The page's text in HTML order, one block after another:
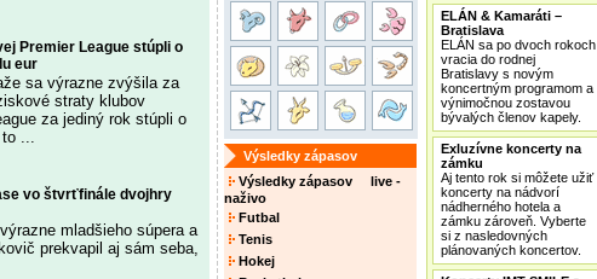
Premier League stúpli o
eur
sa výrazne zvýšila za
straty klubov
za jediný rok stúpli o
...
vo štvrťfinále dvojhry
mladšieho súpera a
prekvapil aj sám seba,
Výsledky zápasov
Výsledky zápasov live -
naživo
Futbal
Tenis
Hokej
ELÁN & Kamaráti –
Bratislava
ELÁN sa po dvoch rokoch
vracia do rodnej
Bratislavy s novým
koncertným programom a
výnimočnou zostavou
bývalých členov kapely.
Exluzívne koncerty na
zámku
Aj tento rok si môžete užiť
koncerty na nádvorí
nádherného hotela a
zámku zároveň. Vyberte
si z nasledovných
plánovaných koncertov.